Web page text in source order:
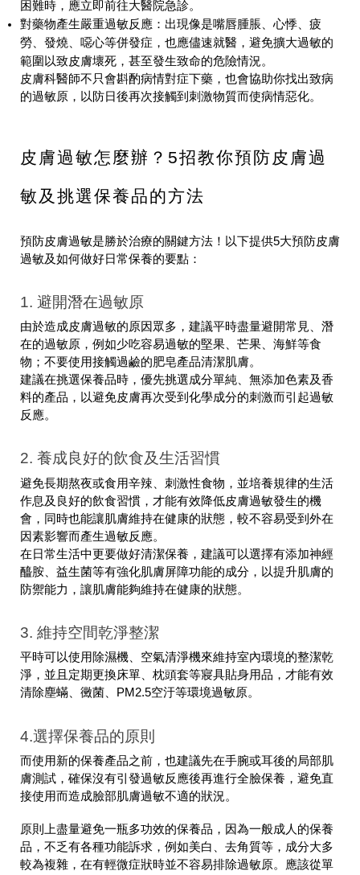
困難時，應立即前往大醫院急診。
對藥物產生嚴重過敏反應：出現像是嘴唇腫脹、心悸、疲
勞、發燒、噁心等併發症，也應儘速就醫，避免擴大過敏的
範圍以致皮膚壞死，甚至發生致命的危險情況。
皮膚科醫師不只會斟酌病情對症下藥，也會協助你找出致病
的過敏原，以防日後再次接觸到刺激物質而使病情惡化。
皮膚過敏怎麼辦？5招教你預防皮膚過
敏及挑選保養品的方法
預防皮膚過敏是勝於治療的關鍵方法！以下提供5大預防皮膚
過敏及如何做好日常保養的要點：
1. 避開潛在過敏原
由於造成皮膚過敏的原因眾多，建議平時盡量避開常見、潛
在的過敏原，例如少吃容易過敏的堅果、芒果、海鮮等食
物；不要使用接觸過鹼的肥皂產品清潔肌膚。
建議在挑選保養品時，優先挑選成分單純、無添加色素及香
料的產品，以避免皮膚再次受到化學成分的刺激而引起過敏
反應。
2. 養成良好的飲食及生活習慣
避免長期熬夜或食用辛辣、刺激性食物，並培養規律的生活
作息及良好的飲食習慣，才能有效降低皮膚過敏發生的機
會，同時也能讓肌膚維持在健康的狀態，較不容易受到外在
因素影響而產生過敏反應。
在日常生活中更要做好清潔保養，建議可以選擇有添加神經
醯胺、益生菌等有強化肌膚屏障功能的成分，以提升肌膚的
防禦能力，讓肌膚能夠維持在健康的狀態。
3. 維持空間乾淨整潔
平時可以使用除濕機、空氣清淨機來維持室內環境的整潔乾
淨，並且定期更換床單、枕頭套等寢具貼身用品，才能有效
清除塵蟎、黴菌、PM2.5空汙等環境過敏原。
4.選擇保養品的原則
而使用新的保養產品之前，也建議先在手腕或耳後的局部肌
膚測試，確保沒有引發過敏反應後再進行全臉保養，避免直
接使用而造成臉部肌膚過敏不適的狀況。
原則上盡量避免一瓶多功效的保養品，因為一般成人的保養
品，不乏有各種功能訴求，例如美白、去角質等，成分大多
較為複雜，在有輕微症狀時並不容易排除過敏原。應該從單